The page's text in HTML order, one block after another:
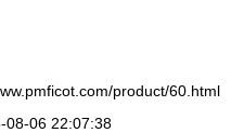
product/60.html
08-06 22:07:38